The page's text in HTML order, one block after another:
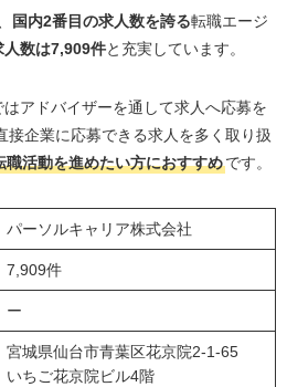
国内2番目の求人数を誇る転職エージ
数は7,909件と充実しています。
アドバイザーを通して求人へ応募を
接企業に応募できる求人を多く取り扱
職活動を進めたい方におすすめです。
パーソルキャリア株式会社
7,909件
ー
宮城県仙台市青葉区花京院2-1-65
いちご花京院ビル4階